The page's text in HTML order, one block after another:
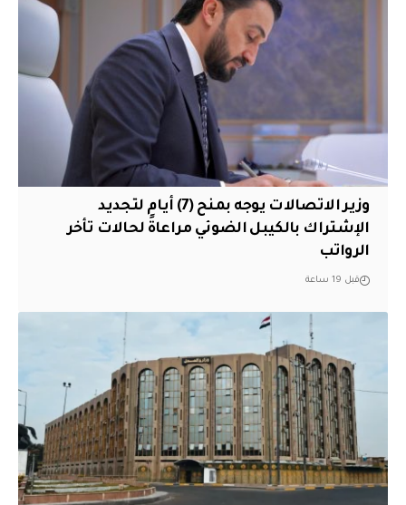
وزير الاتصالات يوجه بمنح (7) أيام لتجديد
الإشتراك بالكيبل الضوئي مراعاةً لحالات تأخر
الرواتب
قبل 19 ساعة